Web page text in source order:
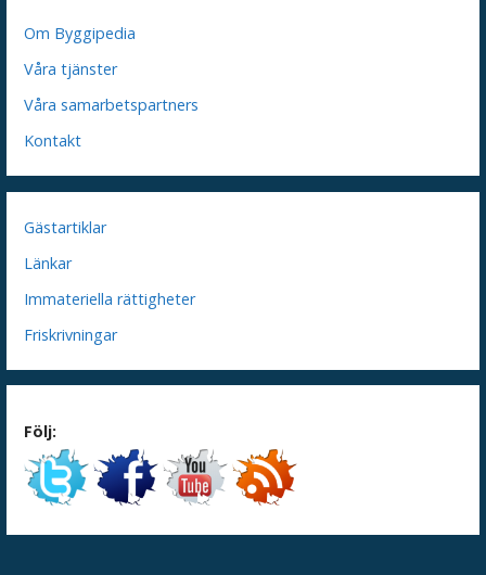
Om Byggipedia
Våra tjänster
Våra samarbetspartners
Kontakt
Gästartiklar
Länkar
Immateriella rättigheter
Friskrivningar
Följ: